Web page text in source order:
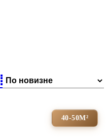
40-50М²